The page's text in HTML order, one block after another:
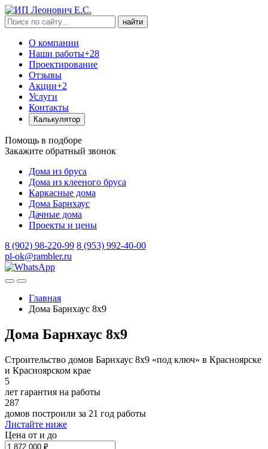
найти
О компании
Наши работы+28
Проектирование
Отзывы
Акции+2
Услуги
Контакты
Калькулятор
Помощь в подборе
Закажите обратный звонок
Дома из бруса
Дома из клееного бруса
Каркасные дома
Дома Барнхаус
Дачные дома
Проекты и цены
8 (902) 98-220-99 8 (953) 992-40-00
pl-ok@rambler.ru
Главная
Дома Барнхаус 8x9
Дома Барнхаус 8x9
Строительство домов Барнхаус 8х9 «под ключ» в Красноярске
и Красноярском крае
5
лет гарантия на работы
287
домов построили за 21 год работы
Листайте ниже
Цена от и до